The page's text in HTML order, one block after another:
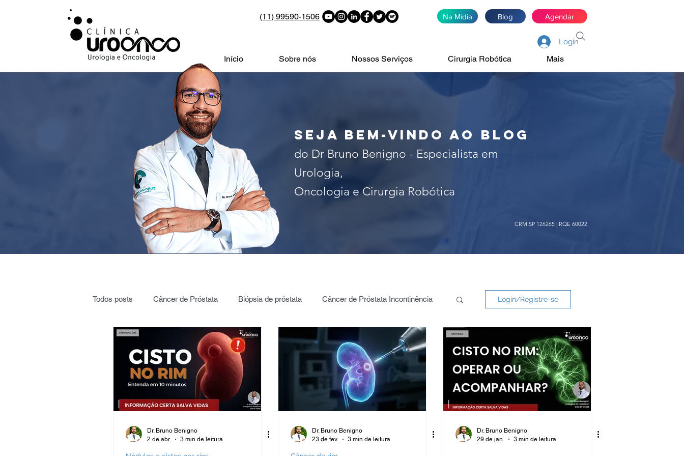
(11) 99590-1506 Na Mídia Blog Agendar
Login
Início Sobre nós Nossos Serviços Cirurgia Robótica Mais
Urologista especialista no tratamento do câncer de próstata, rim e
bexiga, na cidada de São Paulo. Especialista em cirurgia robótica
da prostata.
seja bem-vindo ao blog
do Dr Bruno Benigno - Especialista em
Urologia,
Oncologia e Cirurgia Robótica
CRM SP 126265 | RQE 60022
Todos posts Câncer de Próstata Biópsia de próstata Câncer de Próstata Incontinência
Radioterapia câncer de Próstata PROSTATA: PSA | 4K | PHI | PCA3
Vigilância ativa Vasectomia Testículos | Câncer Câncer de bexiga
Login/Registre-se
Dr. Bruno Benigno
2 de abr.
3 min de leitura
Dr. Bruno Benigno
23 de fev.
3 min de leitura
Dr. Bruno Benigno
29 de jan.
3 min de leitura